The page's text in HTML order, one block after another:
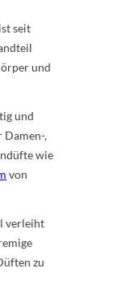
seit
und
und
Damen-,
wie
von
verleiht
zu